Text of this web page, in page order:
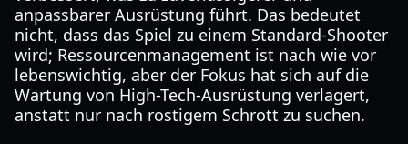
anpassbarer Ausrüstung führt. Das bedeutet
nicht, dass das Spiel zu einem Standard-Shooter
wird; Ressourcenmanagement ist nach wie vor
lebenswichtig, aber der Fokus hat sich auf die
Wartung von High-Tech-Ausrüstung verlagert,
anstatt nur nach rostigem Schrott zu suchen.